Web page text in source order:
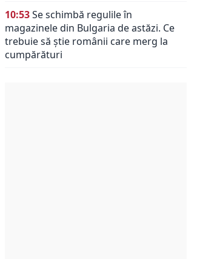
10:53Se schimbă regulile în
magazinele din Bulgaria de astăzi. Ce
trebuie să știe românii care merg la
cumpărături